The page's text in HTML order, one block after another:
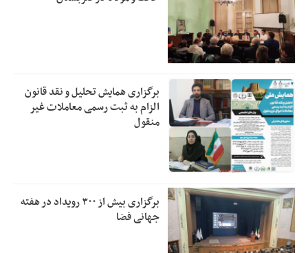
برگزاری همایش تحلیل و نقد قانون
الزام به ثبت رسمی معاملات غیر
منقول
برگزاری بیش از ۳۰۰ رویداد در هفته
جهانی فضا